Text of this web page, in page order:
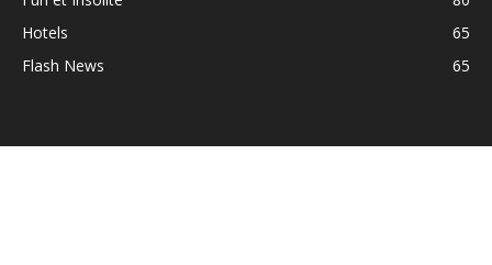
Hotels
65
Flash News
65